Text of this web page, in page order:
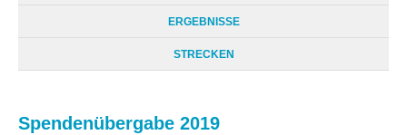
ERGEBNISSE
STRECKEN
Spendenübergabe 2019